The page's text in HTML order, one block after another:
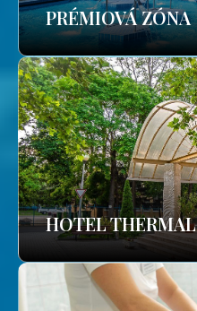
PRÉMIOVÁ ZÓNA
HOTEL THERMAL